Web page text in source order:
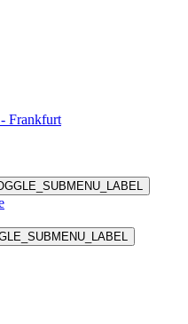
Frankfurt